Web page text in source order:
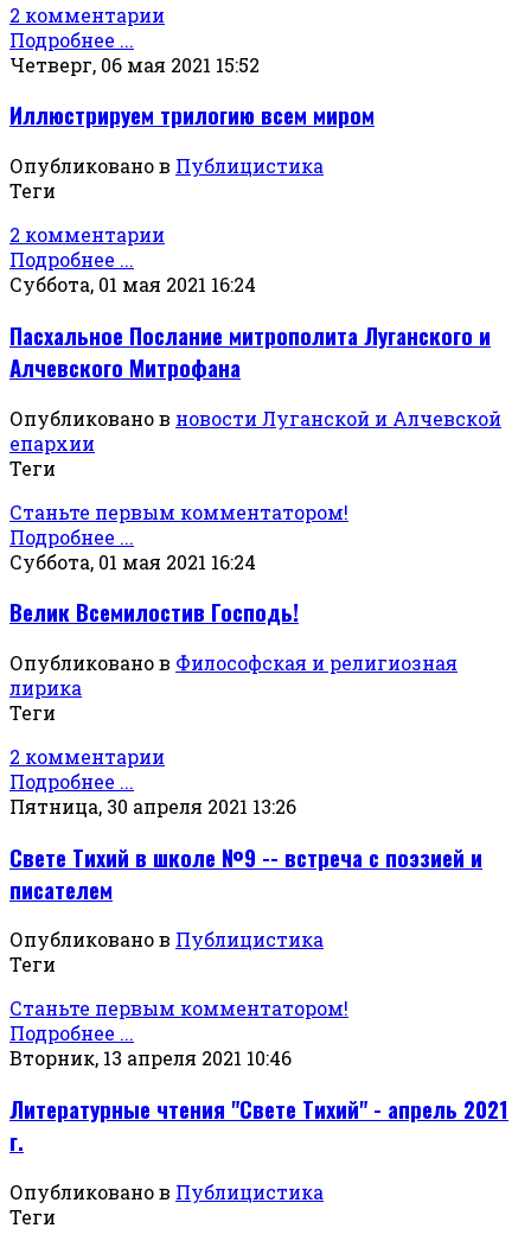
2 комментарии
Подробнее ...
Четверг, 06 мая 2021 15:52
Иллюстрируем трилогию всем миром
Опубликовано в Публицистика
Теги
2 комментарии
Подробнее ...
Суббота, 01 мая 2021 16:24
Пасхальное Послание митрополита Луганского и
Алчевского Митрофана
Опубликовано в новости Луганской и Алчевской
епархии
Теги
Станьте первым комментатором!
Подробнее ...
Суббота, 01 мая 2021 16:24
Велик Всемилостив Господь!
Опубликовано в Философская и религиозная
лирика
Теги
2 комментарии
Подробнее ...
Пятница, 30 апреля 2021 13:26
Свете Тихий в школе №9 -- встреча с поэзией и
писателем
Опубликовано в Публицистика
Теги
Станьте первым комментатором!
Подробнее ...
Вторник, 13 апреля 2021 10:46
Литературные чтения "Свете Тихий" - апрель 2021
г.
Опубликовано в Публицистика
Теги